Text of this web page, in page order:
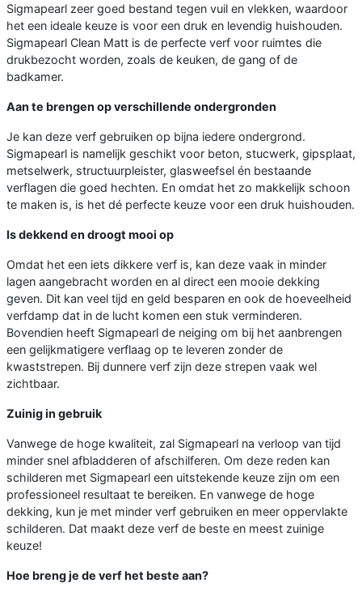
Sigmapearl zeer goed bestand tegen vuil en vlekken, waardoor
het een ideale keuze is voor een druk en levendig huishouden.
Sigmapearl Clean Matt is de perfecte verf voor ruimtes die
drukbezocht worden, zoals de keuken, de gang of de
badkamer.
Aan te brengen op verschillende ondergronden
Je kan deze verf gebruiken op bijna iedere ondergrond.
Sigmapearl is namelijk geschikt voor beton, stucwerk, gipsplaat,
metselwerk, structuurpleister, glasweefsel én bestaande
verflagen die goed hechten. En omdat het zo makkelijk schoon
te maken is, is het dé perfecte keuze voor een druk huishouden.
Is dekkend en droogt mooi op
Omdat het een iets dikkere verf is, kan deze vaak in minder
lagen aangebracht worden en al direct een mooie dekking
geven. Dit kan veel tijd en geld besparen en ook de hoeveelheid
verfdamp dat in de lucht komen een stuk verminderen.
Bovendien heeft Sigmapearl de neiging om bij het aanbrengen
een gelijkmatigere verflaag op te leveren zonder de
kwaststrepen. Bij dunnere verf zijn deze strepen vaak wel
zichtbaar.
Zuinig in gebruik
Vanwege de hoge kwaliteit, zal Sigmapearl na verloop van tijd
minder snel afbladderen of afschilferen. Om deze reden kan
schilderen met Sigmapearl een uitstekende keuze zijn om een
professioneel resultaat te bereiken. En vanwege de hoge
dekking, kun je met minder verf gebruiken en meer oppervlakte
schilderen. Dat maakt deze verf de beste en meest zuinige
keuze!
Hoe breng je de verf het beste aan?